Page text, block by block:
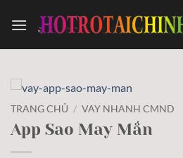
qua
TRANG CHỦ / VAY NHANH CMND
App Sao May Mắn